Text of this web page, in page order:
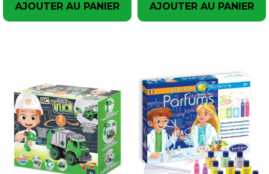
AJOUTER AU PANIER AJOUTER AU PANIER